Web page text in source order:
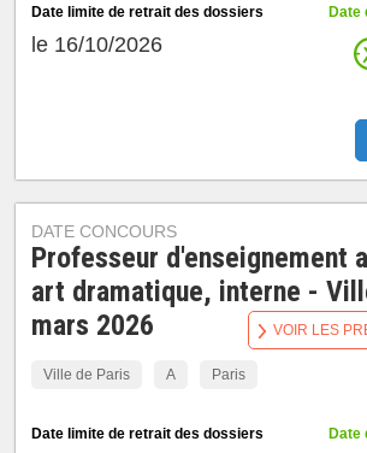
Date limite de retrait des dossiers
le 16/10/2026
Date
DATE CONCOURS
Professeur d'enseignement
art dramatique, interne -
mars 2026
Ville de Paris A Paris
Date limite de retrait des dossiers Date
VOIR LES